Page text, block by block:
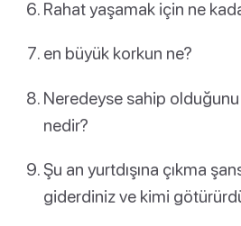
Rahat yaşamak için ne
en büyük korkun ne?
Neredeyse sahip
nedir?
Şu an yurtdışına çıkma
giderdiniz ve kimi